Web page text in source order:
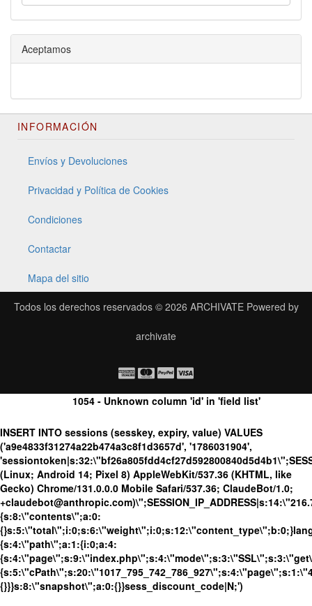
Aceptamos
INFORMACIÓN
Envíos y Devoluciones
Privacidad y Política de Cookies
Condiciones
Contactar
Mapa del sitio
Todos los derechos reservados © 2026 ARCHIVATEPowered by
archivate
1054 - Unknown column 'id' in 'field list'
INSERT INTO sessions (sesskey, expiry, value) VALUES
('a9e4833f31274a22b474a3c8f1d3657d', '1786031904',
(Linux; Android 14; Pixel 8) AppleWebKit/537.36 (KHTML, like
Gecko) Chrome/131.0.0.0 Mobile Safari/537.36; ClaudeBot/1.0;
{s:8:\"contents\";a:0:
{s:4:\"path\";a:1:{i:0;a:4:
{}}}s:8:\"snapshot\";a:0:{}}sess_discount_code|N;')